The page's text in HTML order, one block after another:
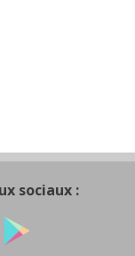
sociaux :